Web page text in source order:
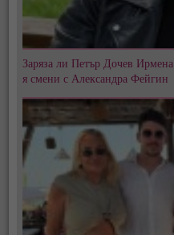
Заряза ли Петър Дочев
я смени с Александра Фейгин